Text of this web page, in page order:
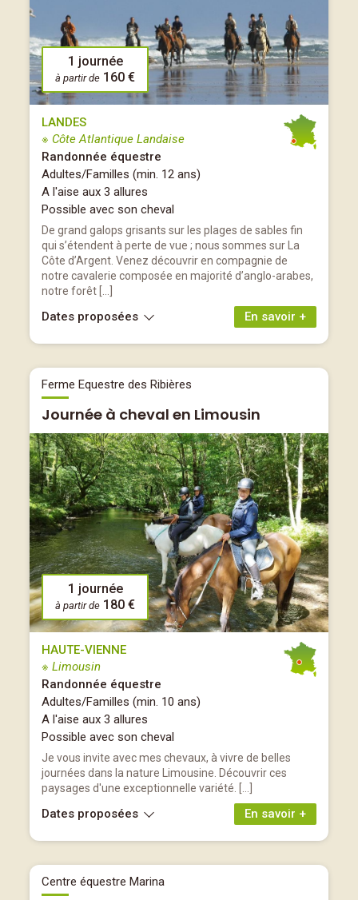
1 journée
à partir de 160 €
LANDES
※ Côte Atlantique Landaise
Randonnée équestre
Adultes/Familles (min. 12 ans)
A l'aise aux 3 allures
Possible avec son cheval
De grand galops grisants sur les plages de sables fin
qui s’étendent à perte de vue ; nous sommes sur La
Côte d’Argent. Venez découvrir en compagnie de
notre cavalerie composée en majorité d’anglo-arabes,
notre forêt […]
En savoir +
Dates proposées
Ferme Equestre des Ribières
Journée à cheval en Limousin
1 journée
à partir de 180 €
HAUTE-VIENNE
※ Limousin
Randonnée équestre
Adultes/Familles (min. 10 ans)
A l'aise aux 3 allures
Possible avec son cheval
Je vous invite avec mes chevaux, à vivre de belles
journées dans la nature Limousine. Découvrir ces
paysages d'une exceptionnelle variété. […]
En savoir +
Dates proposées
Centre équestre Marina